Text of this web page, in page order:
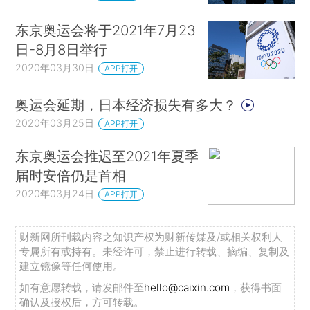
东京奥运会将于2021年7月23
日-8月8日举行
2020年03月30日 APP打开
奥运会延期，日本经济损失有多大？
2020年03月25日 APP打开
东京奥运会推迟至2021年夏季
届时安倍仍是首相
2020年03月24日 APP打开
财新网所刊载内容之知识产权为财新传媒及/或相关权利人
专属所有或持有。未经许可，禁止进行转载、摘编、复制及
建立镜像等任何使用。
如有意愿转载，请发邮件至hello@caixin.com ，获得书面
确认及授权后，方可转载。